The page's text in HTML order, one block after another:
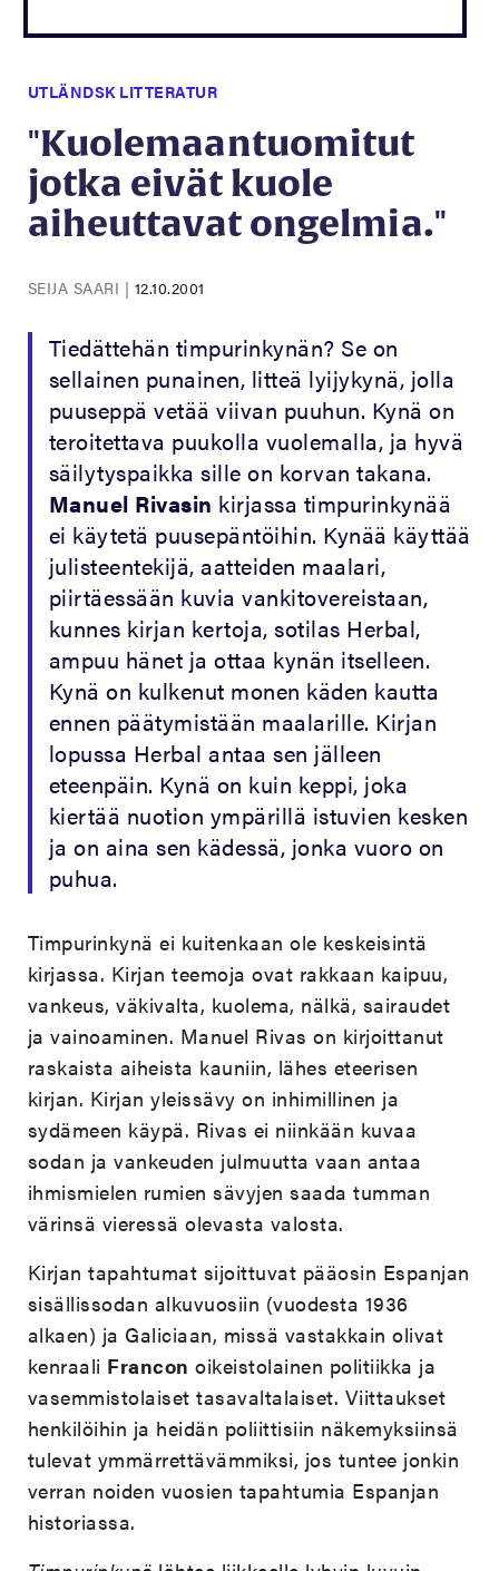
UTLÄNDSK LITTERATUR
"Kuolemaantuomitut
jotka eivät kuole
aiheuttavat ongelmia."
SEIJA SAARI | 12.10.2001
Tiedättehän timpurinkynän? Se on
sellainen punainen, litteä lyijykynä, jolla
puuseppä vetää viivan puuhun. Kynä on
teroitettava puukolla vuolemalla, ja hyvä
säilytyspaikka sille on korvan takana.
Manuel Rivasin kirjassa timpurinkynää
ei käytetä puusepäntöihin. Kynää käyttää
julisteentekijä, aatteiden maalari,
piirtäessään kuvia vankitovereistaan,
kunnes kirjan kertoja, sotilas Herbal,
ampuu hänet ja ottaa kynän itselleen.
Kynä on kulkenut monen käden kautta
ennen päätymistään maalarille. Kirjan
lopussa Herbal antaa sen jälleen
eteenpäin. Kynä on kuin keppi, joka
kiertää nuotion ympärillä istuvien kesken
ja on aina sen kädessä, jonka vuoro on
puhua.
Timpurinkynä ei kuitenkaan ole keskeisintä
kirjassa. Kirjan teemoja ovat rakkaan kaipuu,
vankeus, väkivalta, kuolema, nälkä, sairaudet
ja vainoaminen. Manuel Rivas on kirjoittanut
raskaista aiheista kauniin, lähes eteerisen
kirjan. Kirjan yleissävy on inhimillinen ja
sydämeen käypä. Rivas ei niinkään kuvaa
sodan ja vankeuden julmuutta vaan antaa
ihmismielen rumien sävyjen saada tumman
värinsä vieressä olevasta valosta.
Kirjan tapahtumat sijoittuvat pääosin Espanjan
sisällissodan alkuvuosiin (vuodesta 1936
alkaen) ja Galiciaan, missä vastakkain olivat
kenraali Francon oikeistolainen politiikka ja
vasemmistolaiset tasavaltalaiset. Viittaukset
henkilöihin ja heidän poliittisiin näkemyksiinsä
tulevat ymmärrettävämmiksi, jos tuntee jonkin
verran noiden vuosien tapahtumia Espanjan
historiassa.